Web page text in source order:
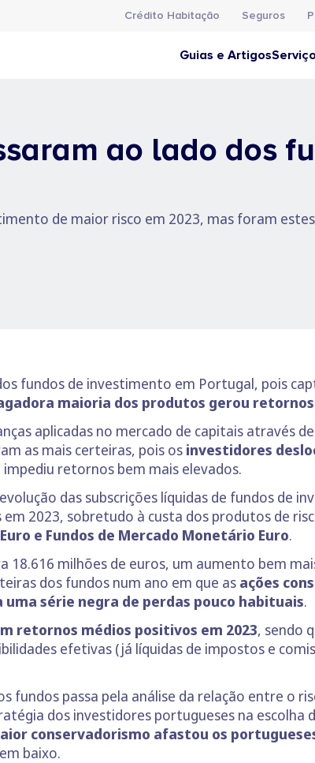
Crédito Habitação Seguros
Guias e Artigos
ao lado dos
de maior risco em 2023, mas foram
fundos de investimento em Portugal, pois
maioria dos produtos gerou
aplicadas no mercado de capitais através
as mais certeiras, pois os investidores
retornos bem mais elevados.
das subscrições líquidas de fundos de
2023, sobretudo à custa dos produtos de
e Fundos de Mercado Monetário Euro.
18.616 milhões de euros, um aumento bem
dos fundos num ano em que as ações
série negra de perdas pouco habituais.
retornos médios positivos em 2023, sendo
efetivas (já líquidas de impostos e
fundos passa pela análise da relação entre o
dos investidores portugueses na escolha
conservadorismo afastou os
baixo.